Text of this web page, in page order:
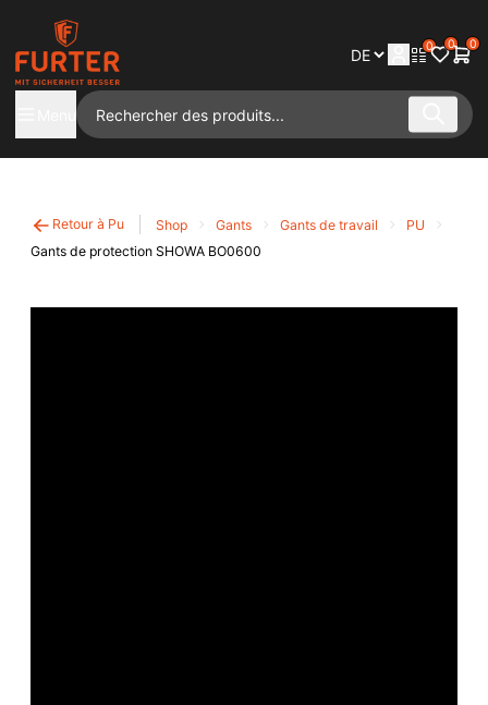
0 0 0
Retour à Pu Shop Gants Gants de travail
PU
Gants de protection SHOWA BO0600